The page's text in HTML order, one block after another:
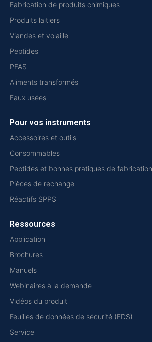
Fabrication de produits chimiques
Produits laitiers
Viandes et volaille
Peptides
PFAS
Aliments transformés
Eaux usées
Pour vos instruments
Accessoires et outils
Consommables
Peptides et bonnes pratiques de
Pièces de rechange
Réactifs SPPS
Ressources
Application
Brochures
Manuels
Webinaires à la demande
Vidéos du produit
Feuilles de données de sécurité (FDS)
Service